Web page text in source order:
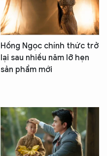
Hồng Ngọc chính thức trở
lại sau nhiều năm lỡ hẹn
sản phẩm mới
giải pháp xử lý điểm nghẽn của